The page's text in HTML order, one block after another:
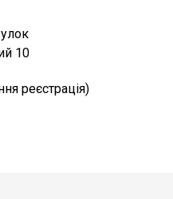
10
реєстрація)